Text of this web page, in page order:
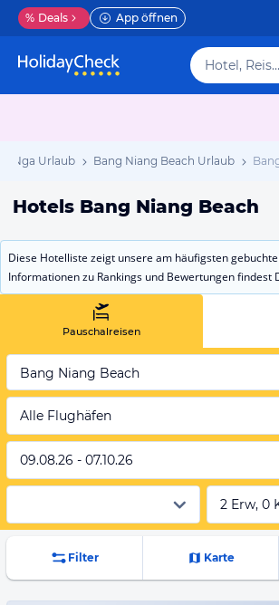
% Deals App öffnen
Hotel, Reiseziel
Nga Urlaub Bang Niang Beach Urlaub
Hotels Bang Niang Beach
Diese Hotelliste zeigt unsere am häufigsten
Informationen zu Rankings und Bewertungen findest
Pauschalreisen
Bang Niang Beach
Alle Flughäfen
09.08.26 - 07.10.26
2 Erw, 0
Filter Karte